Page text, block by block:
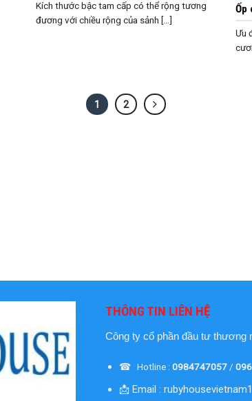
Kích thước bậc tam cấp có thể rộng tương
đương với chiều rộng của sảnh [...]
Ốp
Ưu
1 2
THÔNG TIN LIÊN HỆ
Công ty cổ phần đầu tư thương
☎ Hotline : 0984747057 /
📩 Email :